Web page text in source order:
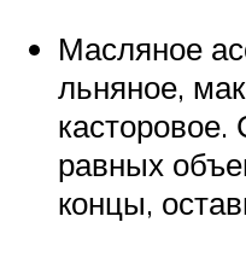
Масляное
льняное,
касторовое.
равных
концы,